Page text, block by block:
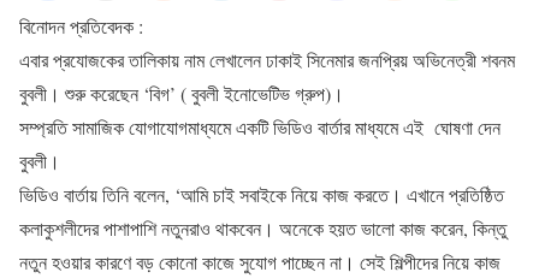
বিনোদন প্রতিবেদক :
এবার প্রযোজকের তালিকায় নাম লেখালেন ঢাকাই সিনেমার জনপ্রিয় অভিনেত্রী শবনম
বুবলী। শুরু করেছেন ‘বিগ’ ( বুবলী ইনোভেটিভ গ্রুপ)।
সম্প্রতি সামাজিক যোগাযোগমাধ্যমে একটি ভিডিও বার্তার মাধ্যমে এই ঘোষণা দেন
বুবলী।
ভিডিও বার্তায় তিনি বলেন, ‘আমি চাই সবাইকে নিয়ে কাজ করতে। এখানে প্রতিষ্ঠিত
কলাকুশলীদের পাশাপাশি নতুনরাও থাকবেন। অনেকে হয়ত ভালো কাজ করেন, কিন্তু
নতুন হওয়ার কারণে বড় কোনো কাজে সুযোগ পাচ্ছেন না। সেই শিল্পীদের নিয়ে কাজ